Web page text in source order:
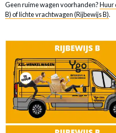
Geen ruime wagen voorhanden?Huur
B) of lichte vrachtwagen (Rijbewijs B).